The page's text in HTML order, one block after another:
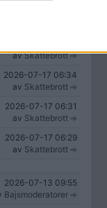
avSkattebrott
2026-07-17 06:34
av Skattebrott
2026-07-17 06:31
av Skattebrott
2026-07-17 06:29
av Skattebrott
2026-07-13 09:55
Bajsmoderatorer